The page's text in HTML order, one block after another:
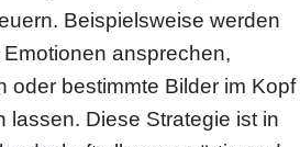
Beispielsweise werden
ansprechen,
oder bestimmte Bilder im Kopf
lassen. Diese Strategie ist in